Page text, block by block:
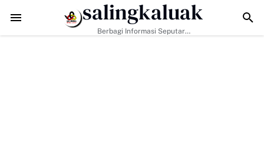
Hanya Tugas Pemerintah, H. Ilson Cong Dorong Keluarga dan
salingkaluak
Berbagi Informasi Seputar